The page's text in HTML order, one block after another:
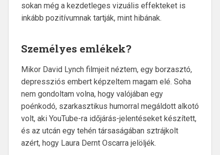
sokan még a kezdetleges vizuális effekteket is
inkább pozitívumnak tartják, mint hibának.
Személyes emlékek?
Mikor David Lynch filmjeit néztem, egy borzasztó,
depressziós embert képzeltem magam elé. Soha
nem gondoltam volna, hogy valójában egy
poénkodó, szarkasztikus humorral megáldott alkotó
volt, aki YouTube-ra időjárás-jelentéseket készített,
és az utcán egy tehén társaságában sztrájkolt
azért, hogy Laura Dernt Oscarra jelöljék.